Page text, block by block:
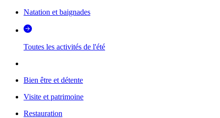
Natation et baignades
Toutes les activités de l'été
Bien être et détente
Visite et patrimoine
Restauration